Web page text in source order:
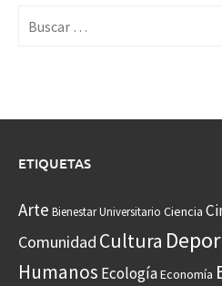
ETIQUETAS
Arte Bienestar Universitario Ciencia
Comunidad Cultura
Humanos EcologíaEconomía